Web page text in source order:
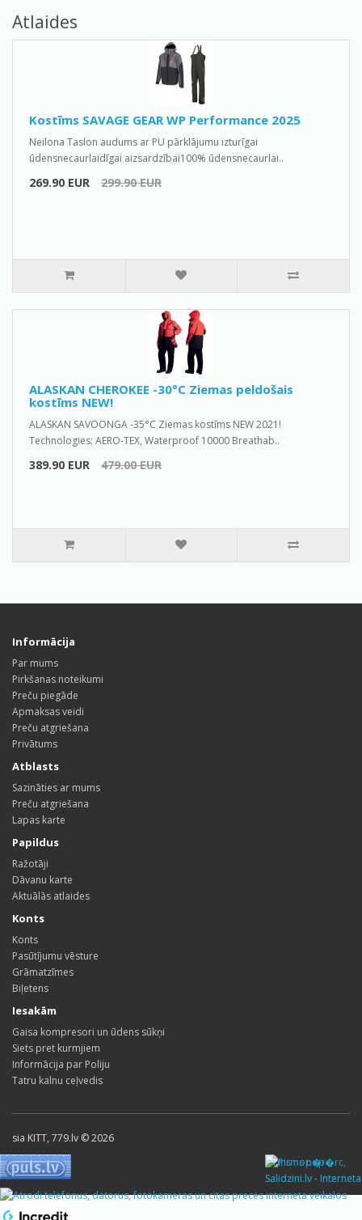
Atlaides
Kostīms SAVAGE GEAR WP Performance 2025
Neilona Taslon audums ar PU pārklājumu izturīgai
ūdensnecaurlaidīgai aizsardzībai100% ūdensnecaurlai..
269.90 EUR 299.90 EUR
ALASKAN CHEROKEE -30°C Ziemas peldošais
kostīms NEW!
ALASKAN SAVOONGA -35°C Ziemas kostīms NEW 2021!
Technologies: AERO-TEX, Waterproof 10000 Breathab..
389.90 EUR 479.00 EUR
Informācija
Par mums
Pirkšanas noteikumi
Preču piegāde
Apmaksas veidi
Preču atgriešana
Privātums
Atblasts
Sazināties ar mums
Preču atgriešana
Lapas karte
Papildus
Ražotāji
Dāvanu karte
Aktuālās atlaides
Konts
Konts
Pasūtījumu vēsture
Grāmatzīmes
Biļetens
Iesakām
Gaisa kompresori un ūdens sūkņi
Siets pret kurmjiem
Informācija par Poliju
Tatru kalnu ceļvedis
sia KITT, 779.lv © 2026
Pirms nop�rc,
Salidzini.lv - Interneta
veikali, Kuponi, OCTA